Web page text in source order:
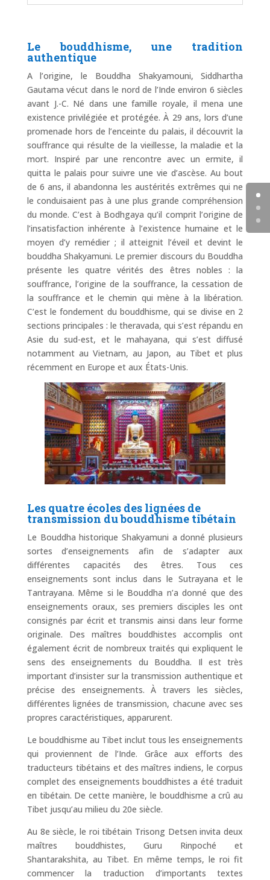
Le bouddhisme, une tradition
authentique
A l’origine, le Bouddha Shakyamouni, Siddhartha
Gautama vécut dans le nord de l’Inde environ 6 siècles
avant J.-C. Né dans une famille royale, il mena une
existence privilégiée et protégée. À 29 ans, lors d’une
promenade hors de l’enceinte du palais, il découvrit la
souffrance qui résulte de la vieillesse, la maladie et la
mort. Inspiré par une rencontre avec un ermite, il
quitta le palais pour suivre une vie d’ascèse. Au bout
de 6 ans, il abandonna les austérités extrêmes qui ne
le conduisaient pas à une plus grande compréhension
du monde. C’est à Bodhgaya qu’il comprit l’origine de
l’insatisfaction inhérente à l’existence humaine et le
moyen d’y remédier ; il atteignit l’éveil et devint le
bouddha Shakyamuni. Le premier discours du Bouddha
présente les quatre vérités des êtres nobles : la
souffrance, l’origine de la souffrance, la cessation de
la souffrance et le chemin qui mène à la libération.
C’est le fondement du bouddhisme, qui se divise en 2
sections principales : le theravada, qui s’est répandu en
Asie du sud-est, et le mahayana, qui s’est diffusé
notamment au Vietnam, au Japon, au Tibet et plus
récemment en Europe et aux États-Unis.
Les quatre écoles des lignées de
transmission du bouddhisme tibétain
Le Bouddha historique Shakyamuni a donné plusieurs
sortes d’enseignements afin de s’adapter aux
différentes capacités des êtres. Tous ces
enseignements sont inclus dans le Sutrayana et le
Tantrayana. Même si le Bouddha n’a donné que des
enseignements oraux, ses premiers disciples les ont
consignés par écrit et transmis ainsi dans leur forme
originale. Des maîtres bouddhistes accomplis ont
également écrit de nombreux traités qui expliquent le
sens des enseignements du Bouddha. Il est très
important d’insister sur la transmission authentique et
précise des enseignements. À travers les siècles,
différentes lignées de transmission, chacune avec ses
propres caractéristiques, apparurent.
Le bouddhisme au Tibet inclut tous les enseignements
qui proviennent de l’Inde. Grâce aux efforts des
traducteurs tibétains et des maîtres indiens, le corpus
complet des enseignements bouddhistes a été traduit
en tibétain. De cette manière, le bouddhisme a crû au
Tibet jusqu’au milieu du 20e siècle.
Au 8e siècle, le roi tibétain Trisong Detsen invita deux
maîtres bouddhistes, Guru Rinpoché et
Shantarakshita, au Tibet. En même temps, le roi fit
commencer la traduction d’importants textes